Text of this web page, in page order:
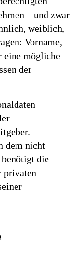
– und zwar
weiblich,
Vorname,
eine mögliche
der
dem nicht
benötigt die
privaten